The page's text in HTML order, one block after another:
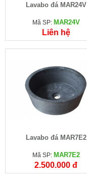
Lavabo đá MAR24V
Mã SP: MAR24V
Liên hệ
Lavabo đá MAR7E2
Mã SP: MAR7E2
2.500.000 đ